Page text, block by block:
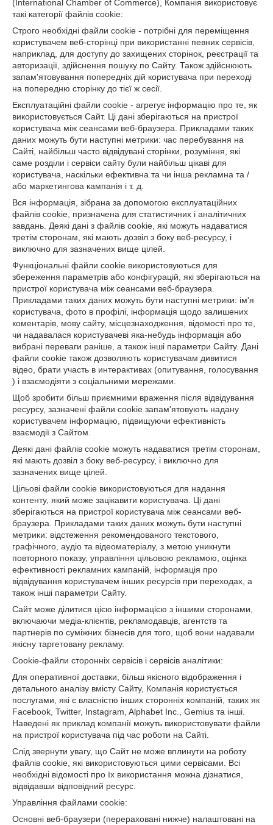
(International Chamber of Commerce), Компанія використовує
такі категорії файлів cookie:
Строго необхідні файли cookie - потрібні для переміщення
користувачем веб-сторінці при використанні певних сервісів,
наприклад, для доступу до захищених сторінок, реєстрації та
авторизації, здійснення пошуку по Сайту. Також здійснюють
запам'ятовування попередніх дій користувача при переході
на попередню сторінку до тієї ж сесії.
Експлуатаційні файли cookie - агрегує інформацію про те, як
використовується Сайт. Ці дані зберігаються на пристрої
користувача між сеансами веб-браузера. Прикладами таких
даних можуть бути наступні метрики: час перебування на
Сайті, найбільш часто відвідувані сторінки, розуміння, які
саме розділи і сервіси сайту були найбільш цікаві для
користувача, наскільки ефективна та чи інша рекламна та /
або маркетингова кампанія і т. д.
Вся інформація, зібрана за допомогою експлуатаційних
файлів cookie, призначена для статистичних і аналітичних
завдань. Деякі дані з файлів cookie, які можуть надаватися
третім сторонам, які мають дозвіл з боку веб-ресурсу, і
виключно для зазначених вище цілей.
Функціональні файли cookie використовуються для
збереження параметрів або конфігурацій, які зберігаються на
пристрої користувача між сеансами веб-браузера.
Прикладами таких даних можуть бути наступні метрики: ім'я
користувача, фото в профілі, інформація щодо залишених
коментарів, мову сайту, місцезнаходження, відомості про те,
чи надавалася користувачеві яка-небудь інформація або
вибрані переваги раніше, а також інші параметри Сайту. Дані
файли cookie також дозволяють користувачам дивитися
відео, брати участь в интерактивах (опитування, голосування
) і взаємодіяти з соціальними мережами.
Щоб зробити більш приємними враження після відвідування
ресурсу, зазначені файли cookie запам'ятовують надану
користувачем інформацію, підвищуючи ефективність
взаємодії з Сайтом.
Деякі дані файлів cookie можуть надаватися третім сторонам,
які мають дозвіл з боку веб-ресурсу, і виключно для
зазначених вище цілей.
Цільові файли cookie використовуються для надання
контенту, який може зацікавити користувача. Ці дані
зберігаються на пристрої користувача між сеансами веб-
браузера. Прикладами таких даних можуть бути наступні
метрики: відстеження рекомендованого текстового,
графічного, аудіо та відеоматеріалу, з метою уникнути
повторного показу, управління цільовою рекламою, оцінка
ефективності рекламних кампаній, інформація про
відвідування користувачем інших ресурсів при переходах, а
також інші параметри Сайту.
Сайт може ділитися цією інформацією з іншими сторонами,
включаючи медіа-клієнтів, рекламодавців, агентств та
партнерів по суміжних бізнесів для того, щоб вони надавали
якісну таргетовану рекламу.
Cookie-файли сторонніх сервісів і сервісів аналітики:
Для оперативної доставки, більш якісного відображення і
детального аналізу вмісту Сайту, Компанія користується
послугами, які є власністю інших сторонніх компаній, таких як
Facebook, Twitter, Instagram, Alphabet Inc., Gemius та інші.
Наведені як приклад компанії можуть використовувати файли
на пристрої користувача під час роботи на Сайті.
Слід звернути увагу, що Сайт не може вплинути на роботу
файлів cookie, які використовуються цими сервісами. Всі
необхідні відомості про їх використання можна дізнатися,
відвідавши відповідний ресурс.
Управління файлами cookie:
Основні веб-браузери (перераховані нижче) налаштовані на